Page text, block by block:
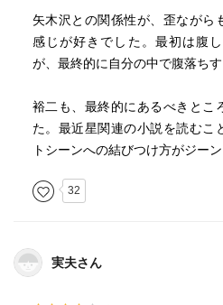
矢木沢との関係性が、歪ながら
感じが好きでした。最初は腹
が、最終的に自分の中で腹落ちす
裕二も、最終的にあるべきとこ
た。最近星関連の小説を読むこ
トシーンへの結びつけ方がジーン
32
実夫さん